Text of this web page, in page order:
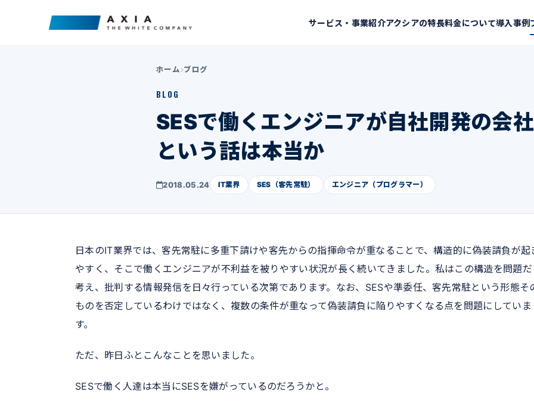
サービス・事業紹介アクシアの特長料金について導入事例
ホーム ブログ
BLOG
SESで働くエンジニアが自社開発の会
という話は本当か
2018.05.24 IT業界 SES（客先常駐） エンジニア（プログラマー）
日本のIT業界では、客先常駐に多重下請けや客先からの指揮命令が重なることで、構造的に偽装請負が起
やすく、そこで働くエンジニアが不利益を被りやすい状況が長く続いてきました。私はこの構造を問題
考え、批判する情報発信を日々行っている次第であります。なお、SESや準委任、客先常駐という形態そ
ものを否定しているわけではなく、複数の条件が重なって偽装請負に陥りやすくなる点を問題にしていま
す。
ただ、昨日ふとこんなことを思いました。
SESで働く人達は本当にSESを嫌がっているのだろうかと。